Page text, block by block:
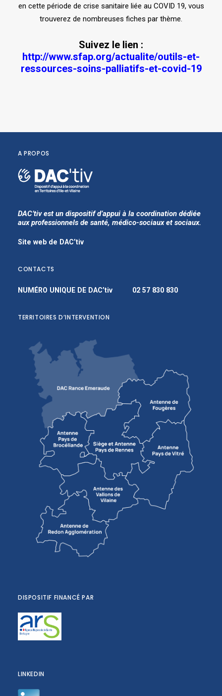
en cette période de crise sanitaire liée au COVID 19, vous
trouverez de nombreuses fiches par thème.
Suivez le lien :
http://www.sfap.org/actualite/outils-et-
ressources-soins-palliatifs-et-covid-19
A PROPOS
DAC’tiv est un dispositif d’appui à la coordination dédiée
aux professionnels de santé, médico-sociaux et sociaux.
Site web de DAC’tiv
CONTACTS
NUMÉRO UNIQUE DE DAC’tiv 02 57 830 830
TERRITOIRES D’INTERVENTION
DISPOSITIF FINANCÉ PAR
LINKEDIN